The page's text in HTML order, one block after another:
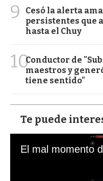
9
Cesó la alerta
persistentes que
hasta el Chuy
10Conductor de
maestros y
tiene sentido"
Te puede